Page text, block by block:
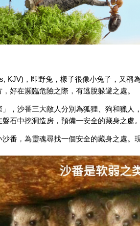
KJV)，即野兔，樣子很像小兔子，又稱
好在瀕臨危險之際，有逃脫躲避之處。
」，沙番三大敵人分別為狐狸、狗和獵
石中挖洞造房，預備一安全的藏身之處。
番，為靈魂尋找一個安全的藏身之處。